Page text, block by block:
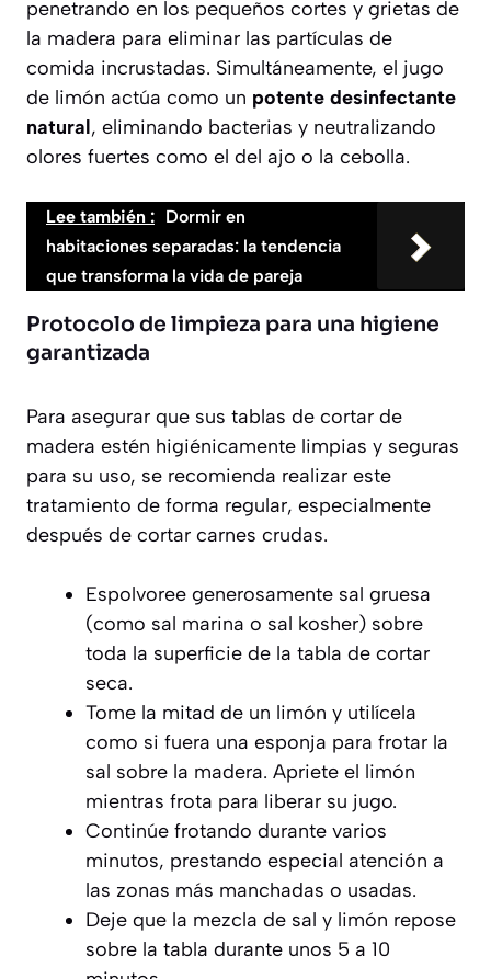
penetrando en los pequeños cortes y grietas de
la madera para eliminar las partículas de
comida incrustadas. Simultáneamente, el jugo
de limón actúa como un potente desinfectante
natural, eliminando bacterias y neutralizando
olores fuertes como el del ajo o la cebolla.
Lee también : Dormir en
habitaciones separadas: la tendencia
que transforma la vida de pareja
Protocolo de limpieza para una higiene
garantizada
Para asegurar que sus tablas de cortar de
madera estén higiénicamente limpias y seguras
para su uso, se recomienda realizar este
tratamiento de forma regular, especialmente
después de cortar carnes crudas.
Espolvoree generosamente sal gruesa
(como sal marina o sal kosher) sobre
toda la superficie de la tabla de cortar
seca.
Tome la mitad de un limón y utilícela
como si fuera una esponja para frotar la
sal sobre la madera. Apriete el limón
mientras frota para liberar su jugo.
Continúe frotando durante varios
minutos, prestando especial atención a
las zonas más manchadas o usadas.
Deje que la mezcla de sal y limón repose
sobre la tabla durante unos 5 a 10